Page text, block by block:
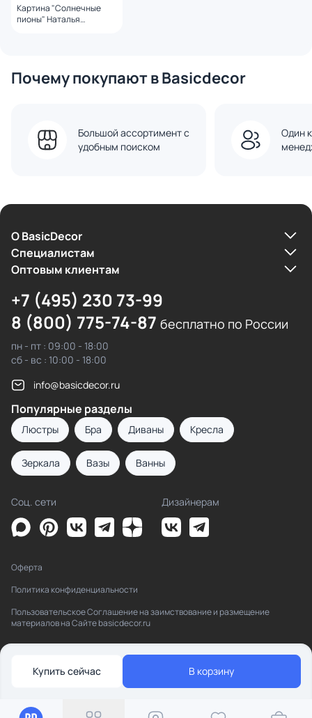
Картина "Солнечные
пионы" Наталья
Почему покупают в Basicdecor
Большой ассортимент с
удобным поиском
Один
Купить сейчас В корзину
О BasicDecor
Cпециалистам
Оптовым клиентам
+7 (495) 230 73-99
8 (800) 775-74-87 бесплатно по России
пн - пт : 09:00 - 18:00
сб - вс : 10:00 - 18:00
info@basicdecor.ru
Популярные разделы
Люстры Бра Диваны Кресла
Зеркала Вазы Ванны
Соц. сети Дизайнерам
Оферта
Политика конфиденциальности
Пользовательское Соглашение на заимствование и размещение
материалов на Сайте basicdecor.ru